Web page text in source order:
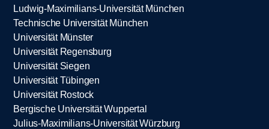
Ludwig-Maximilians-Universität München
Technische Universität München
Universität Münster
Universität Regensburg
Universität Siegen
Universität Tübingen
Universität Rostock
Bergische Universität Wuppertal
Julius-Maximilians-Universität Würzburg